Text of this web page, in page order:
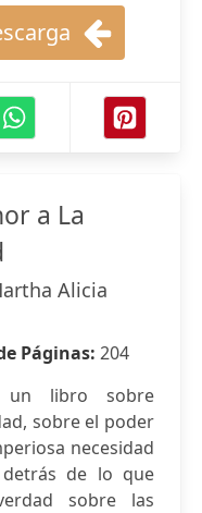
a La
Alicia
Páginas: 204
un libro sobre
sobre el poder
necesidad
detrás de lo que
sobre las